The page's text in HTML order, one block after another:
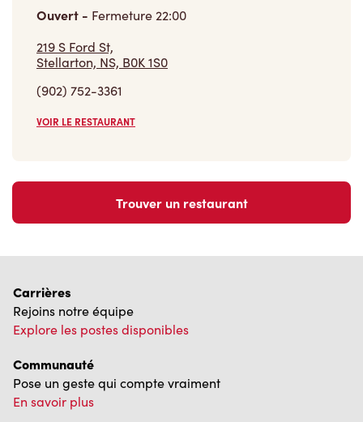
Ouvert - Fermeture22:00
219 S Ford St,
Stellarton, NS, B0K 1S0
(902) 752-3361
VOIR LE RESTAURANT
Trouver un restaurant
Carrières
Rejoins notre équipe
Explore les postes disponibles
Communauté
Pose un geste qui compte vraiment
En savoir plus